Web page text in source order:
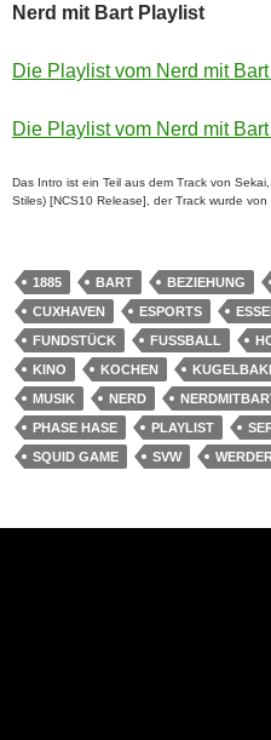
Nerd mit Bart Playlist
Die Playlist vom Nerd mit
Die Playlist vom Nerd mit
Das Intro ist ein Teil aus dem Track von
Stiles) [NCS10 Release], der Track wurde
1885 BART BEZIEHUNG
CUXHAVEN
ESPORTS
FUNDSTÜCK
FUSSBALL
KINO
KOCHEN
MUSIK
NERD
PHASE HASE
PLAYLIST
SQUID GAME
SVW